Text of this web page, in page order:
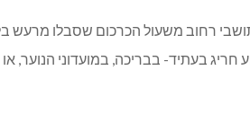
רחוב משעול הכרכום שסבלו מרעש
בעתיד- בבריכה, במועדוני הנוער,